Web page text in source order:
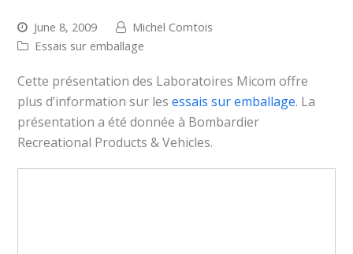
June 8, 2009
Michel Comtois
Essais sur emballage
Cette présentation des Laboratoires Micom offre
plus d’information sur lesessais sur emballage. La
présentation a été donnée à Bombardier
Recreational Products & Vehicles.